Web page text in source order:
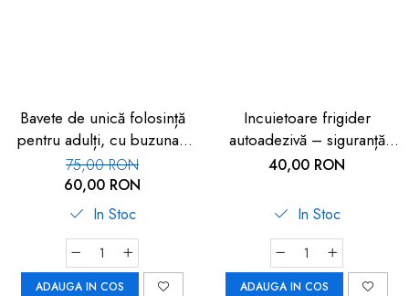
Bavete de unică folosință
pentru adulți, cu buzunar,
set 50 buc, FM-108
75,00 RON
60,00 RON
In Stoc
ADAUGA IN COS
Incuietoare frigider
autoadezivă – siguranță
copii 2 buc
40,00 RON
In Stoc
ADAUGA IN COS